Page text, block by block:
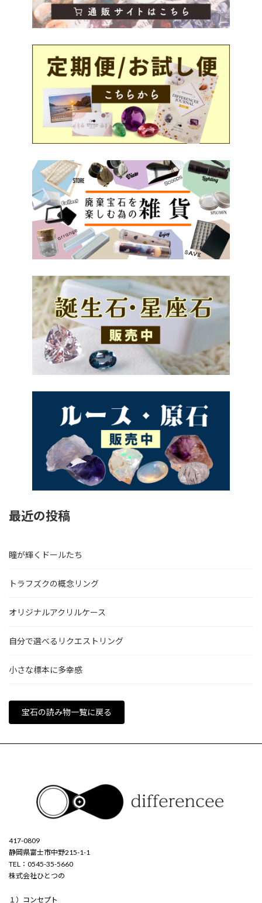
最近の投稿
瞳が輝くドールたち
トラフズクの概念リング
オリジナルアクリルケース
自分で選べるリクエストリング
小さな標本に多幸感
宝石の読み物一覧に戻る
417-0809
静岡県富士市中野215-1-1
TEL：0545-35-5660
株式会社ひとつの
１） コンセプト